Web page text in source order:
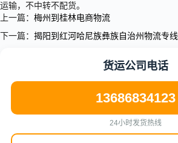
运输，不中转不配货。
上一篇： 梅州到桂林电商物流
下一篇： 揭阳到红河哈尼族彝族自治州物流专线
货运公司电话
13686834123
24小时发货热线